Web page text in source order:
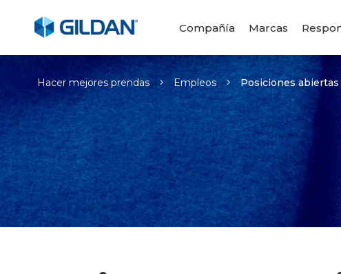
Compañía Marcas
-Hacer mejores prendas Empleos Posiciones abiertas